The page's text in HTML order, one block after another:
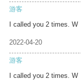
游客
I called you 2 times. W
2022-04-20
游客
I called you 2 times. W